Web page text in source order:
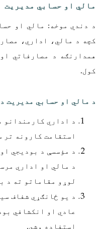
مالي او حسابي مدیریت
د دندي موخه: مالي او
کچه د مالي، اداري،
همدارنګه د مصارفاتي
کول.
د مالي او حسابي مدیریت
د اداري کارمندانو
استقامت کارونه تر
د مؤسسې د بوديجي
د مالي او اداري
لوړو مقاماتو ته د
د یو ځانګړي شفاف
عادي او انکشافي
استفاده وشي.